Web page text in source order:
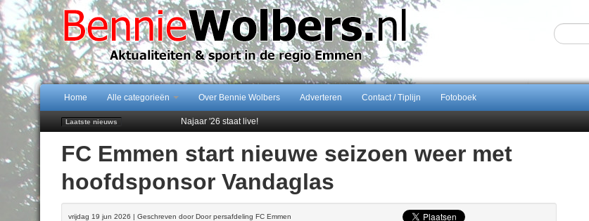
Home Alle categorieën Over Bennie Wolbers Adverteren Contact / Tiplijn Fotoboek
Laatste nieuws
Najaar '26 staat live!
Emmen wint op Open Dag overtuigend van Almere City
Daan Lambers tekent eerste profcontract bij FC Emmen
Peter van Dijk Projects & Investments breidt samenwerking Emmen uit als nieuwe rugsponsor
FC Emmen start nieuwe seizoen weer met
hoofdsponsor Vandaglas
vrijdag 19 jun 2026 | Geschreven door Door persafdeling FC Emmen